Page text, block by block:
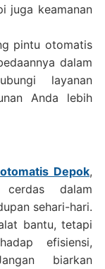
juga keamanan
pintu otomatis
dalam
layanan
Anda lebih
Depok,
dalam
sehari-hari.
bantu, tetapi
efisiensi,
biarkan